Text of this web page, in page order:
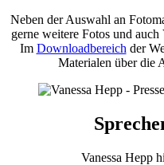
Neben der Auswahl an
gerne weitere Fotos und
Im Downloadbereich der
Materialen über die
Vanessa Hepp